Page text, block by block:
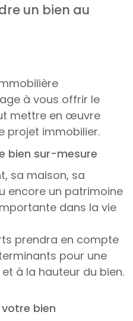
un bien au
à vous offrir le
mettre en œuvre
projet immobilier.
bien sur-mesure
sa maison, sa
encore un patrimoine
dans la vie
prendra en compte
pour une
à la hauteur du bien.
bien